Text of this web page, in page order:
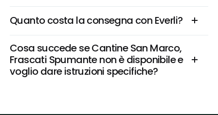
Quanto costa la consegna con Everli?
Cosa succede se Cantine San Marco,
Frascati Spumante non è disponibile e
voglio dare istruzioni specifiche?